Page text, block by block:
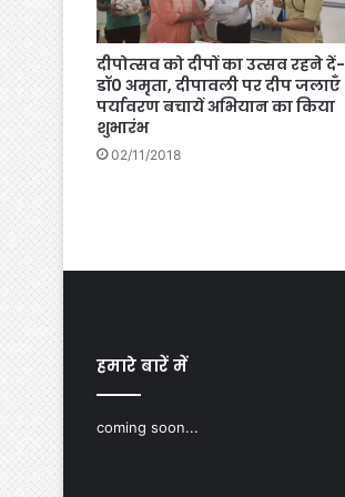
दीपोत्सव को दीपों का उत्सव रहने दें-
डॉ0 अमृता, दीपावली पर दीप जलाएँ
पर्यावरण बचायें अभियान का किया
शुभारंभ
02/11/2018
हमारे बारें में
coming soon...